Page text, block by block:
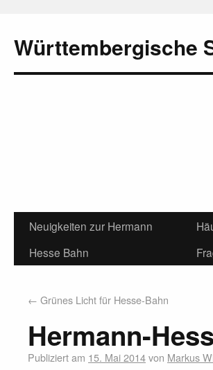
Württembergische
Neuigkeiten zur Hermann
Hesse Bahn
← Grünes Licht für Hesse-Bahn
Hermann-
Publiziert am 15. Mai 2014von Markus